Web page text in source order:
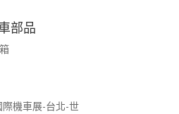
部品
機車展-台北-世